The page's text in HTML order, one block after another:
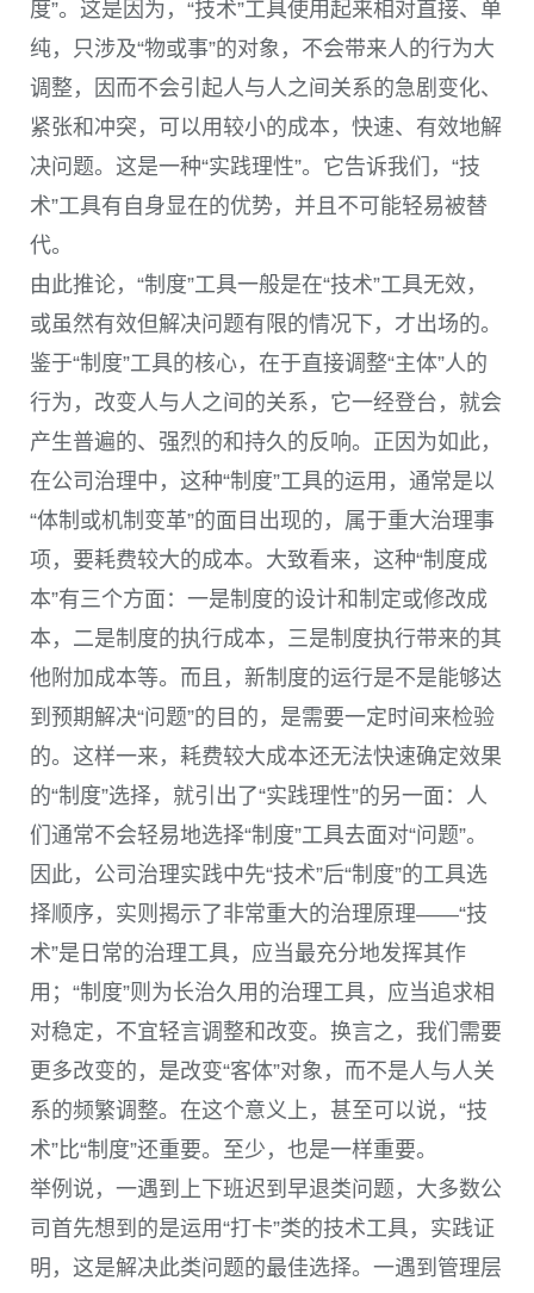
度”。这是因为，“技术”工具使用起来相对直接、单
纯，只涉及“物或事”的对象，不会带来人的行为大
调整，因而不会引起人与人之间关系的急剧变化、
紧张和冲突，可以用较小的成本，快速、有效地解
决问题。这是一种“实践理性”。它告诉我们，“技
术”工具有自身显在的优势，并且不可能轻易被替
代。
由此推论，“制度”工具一般是在“技术”工具无效，
或虽然有效但解决问题有限的情况下，才出场的。
鉴于“制度”工具的核心，在于直接调整“主体”人的
行为，改变人与人之间的关系，它一经登台，就会
产生普遍的、强烈的和持久的反响。正因为如此，
在公司治理中，这种“制度”工具的运用，通常是以
“体制或机制变革”的面目出现的，属于重大治理事
项，要耗费较大的成本。大致看来，这种“制度成
本”有三个方面：一是制度的设计和制定或修改成
本，二是制度的执行成本，三是制度执行带来的其
他附加成本等。而且，新制度的运行是不是能够达
到预期解决“问题”的目的，是需要一定时间来检验
的。这样一来，耗费较大成本还无法快速确定效果
的“制度”选择，就引出了“实践理性”的另一面：人
们通常不会轻易地选择“制度”工具去面对“问题”。
因此，公司治理实践中先“技术”后“制度”的工具选
择顺序，实则揭示了非常重大的治理原理——“技
术”是日常的治理工具，应当最充分地发挥其作
用；“制度”则为长治久用的治理工具，应当追求相
对稳定，不宜轻言调整和改变。换言之，我们需要
更多改变的，是改变“客体”对象，而不是人与人关
系的频繁调整。在这个意义上，甚至可以说，“技
术”比“制度”还重要。至少，也是一样重要。
举例说，一遇到上下班迟到早退类问题，大多数公
司首先想到的是运用“打卡”类的技术工具，实践证
明，这是解决此类问题的最佳选择。一遇到管理层